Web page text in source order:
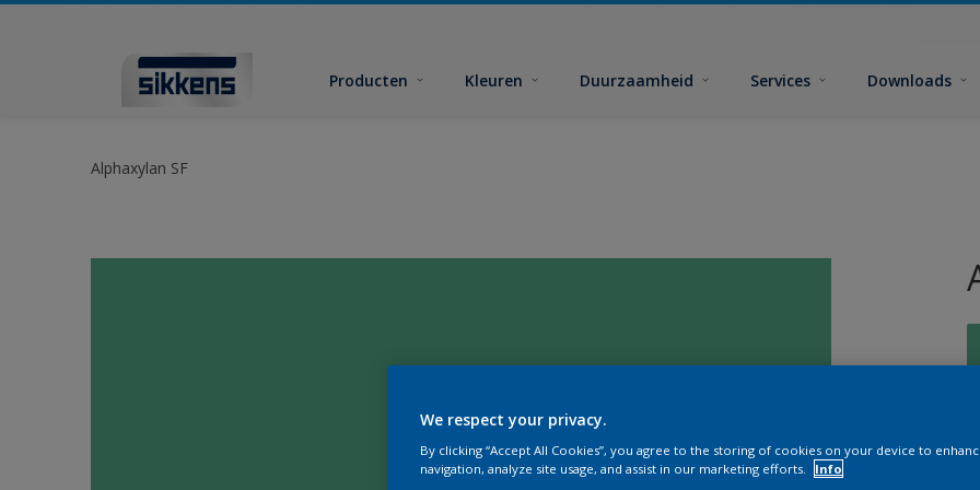
Producten Kleuren Duurzaamheid Services Downloads
Alphaxylan SF
We respect your privacy.
By clicking “Accept All Cookies”, you agree to the storing of cookies on your device to
navigation, analyze site usage, and assist in our marketing efforts.
Info